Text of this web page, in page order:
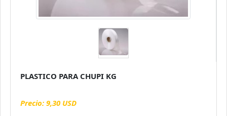
PLASTICO PARA CHUPI KG
Precio: 9,30 USD